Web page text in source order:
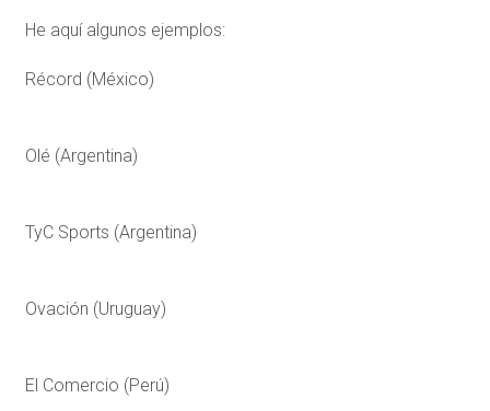
He aquí algunos ejemplos:
Récord (México)
Olé (Argentina)
TyC Sports (Argentina)
Ovación (Uruguay)
El Comercio (Perú)